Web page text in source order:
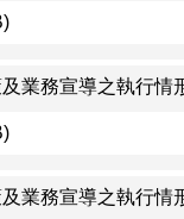
業務宣導之執行情
業務宣導之執行情